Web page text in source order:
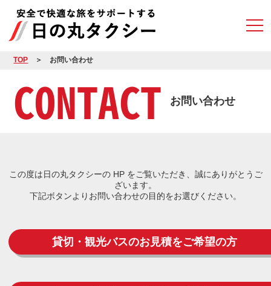
TOP お問い合わせ
CONTACT お問い合わせ
この度は日の丸タクシーの HP をご覧いただき、誠にありがとうご
ざいます。
下記ボタンよりお問い合わせの目的をお選びください。
貸切・観光バスのお見積をご希望の方